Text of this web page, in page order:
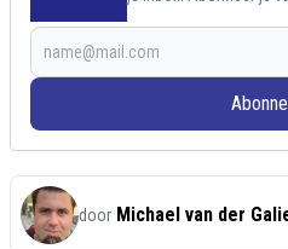
door Michael van der